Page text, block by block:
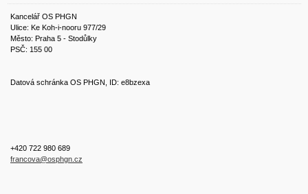
Kancelář OS PHGN
Ulice: Ke Koh-i-nooru 977/29
Město: Praha 5 - Stodůlky
PSČ: 155 00
Datová schránka OS PHGN, ID: e8bzexa
+420 722 980 689
francova@osphgn.cz